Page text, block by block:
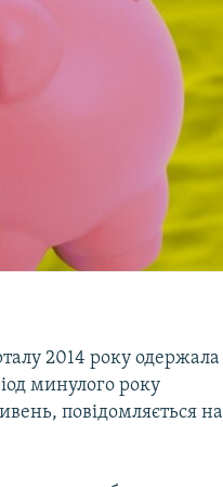
2014 року одержала
минулого року
повідомляється на